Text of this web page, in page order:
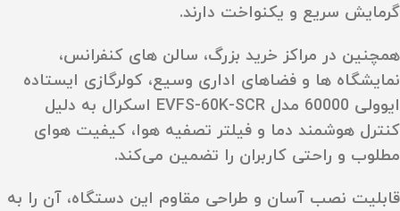
گرمایش سریع و یکنواخت دارند.
همچنین در مراکز خرید بزرگ، سالن‌ های کنفرانس،
نمایشگاه‌ ها و فضاهای اداری وسیع، کولرگازی ایستاده
ایوولی 60000 مدل EVFS-60K-SCR اسکرال به دلیل
کنترل هوشمند دما و فیلتر تصفیه هوا، کیفیت هوای
مطلوب و راحتی کاربران را تضمین می‌کند.
قابلیت نصب آسان و طراحی مقاوم این دستگاه، آن را به